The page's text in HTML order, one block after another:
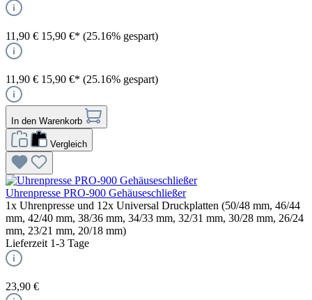
11,90 € 15,90 €* (25.16% gespart)
11,90 € 15,90 €* (25.16% gespart)
In den Warenkorb
Vergleich
Uhrenpresse PRO-900 Gehäuseschließer
1x Uhrenpresse und 12x Universal Druckplatten (50/48 mm, 46/44
mm, 42/40 mm, 38/36 mm, 34/33 mm, 32/31 mm, 30/28 mm, 26/24
mm, 23/21 mm, 20/18 mm)
Lieferzeit 1-3 Tage
23,90 €